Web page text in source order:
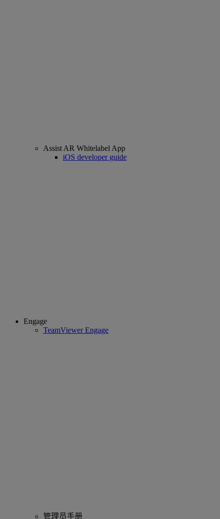
Assist AR Whitelabel App
iOS developer guide
Engage
TeamViewer Engage
管理员手册